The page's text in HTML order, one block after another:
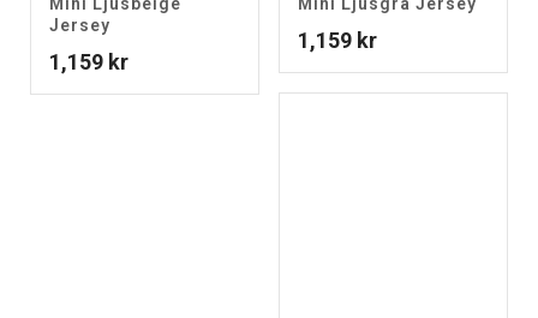
Jersey
1,159 kr
1,159 kr